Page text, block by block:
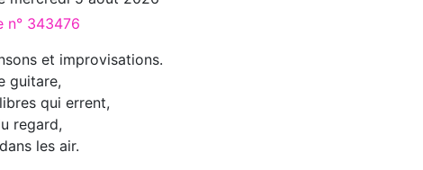
n° 343476
et improvisations.
guitare,
qui errent,
regard,
les air.